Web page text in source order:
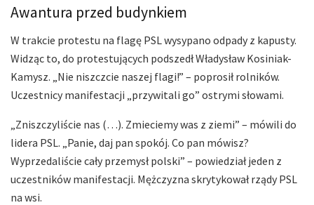
Awantura przed budynkiem
W trakcie protestu na flagę PSL wysypano odpady z kapusty.
Widząc to, do protestujących podszedł Władysław Kosiniak-
Kamysz. „Nie niszczcie naszej flagi!” – poprosił rolników.
Uczestnicy manifestacji „przywitali go” ostrymi słowami.
„Zniszczyliście nas (…). Zmieciemy was z ziemi” – mówili do
lidera PSL. „Panie, daj pan spokój. Co pan mówisz?
Wyprzedaliście cały przemysł polski” – powiedział jeden z
uczestników manifestacji. Mężczyzna skrytykował rządy PSL
na wsi.